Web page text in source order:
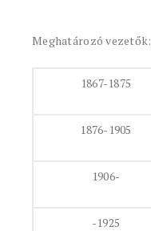
Meghatározó vezetők:
1867-1875
1876-1905
1906-
-1925